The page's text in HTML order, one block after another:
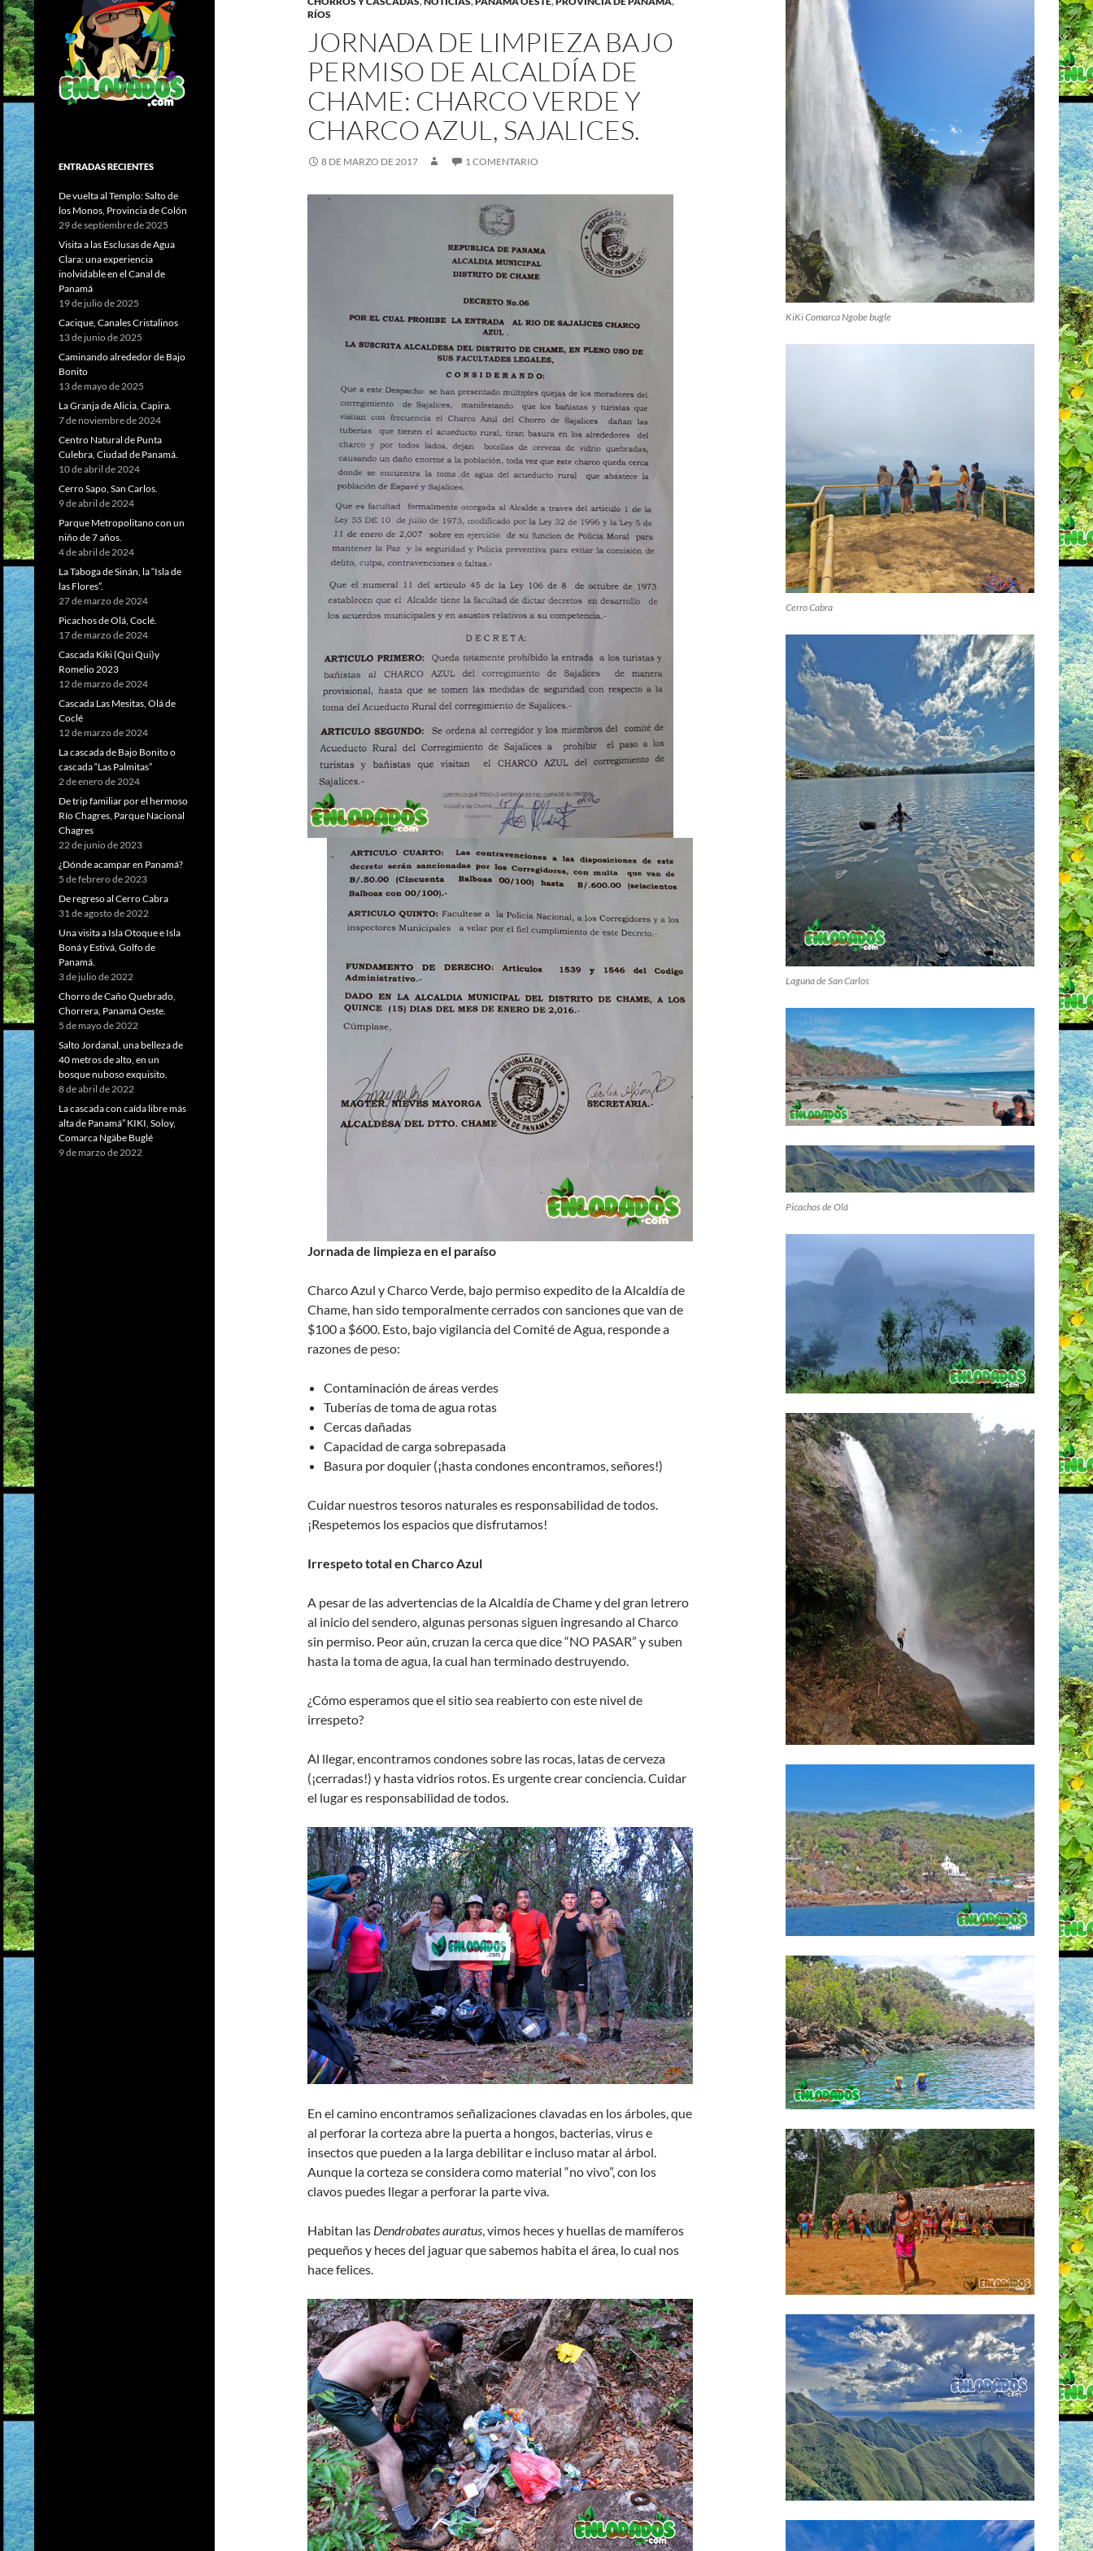
RÍOS
JORNADA DE LIMPIEZA BAJO
PERMISO DE ALCALDÍA DE
CHAME: CHARCO VERDE Y
CHARCO AZUL, SAJALICES.
8 DE MARZO DE 2017 1 COMENTARIO
Jornada de limpieza en el paraíso
Charco Azul y Charco Verde, bajo permiso expedito de la Alcaldía de
Chame, han sido temporalmente cerrados con sanciones que van de
$100 a $600. Esto, bajo vigilancia del Comité de Agua, responde a
razones de peso:
Contaminación de áreas verdes
Tuberías de toma de agua rotas
Cercas dañadas
Capacidad de carga sobrepasada
Basura por doquier (¡hasta condones encontramos, señores!)
Cuidar nuestros tesoros naturales es responsabilidad de todos.
¡Respetemos los espacios que disfrutamos!
Irrespeto total en Charco Azul
A pesar de las advertencias de la Alcaldía de Chame y del gran letrero
al inicio del sendero, algunas personas siguen ingresando al Charco
sin permiso. Peor aún, cruzan la cerca que dice “NO PASAR” y suben
hasta la toma de agua, la cual han terminado destruyendo.
¿Cómo esperamos que el sitio sea reabierto con este nivel de
irrespeto?
Al llegar, encontramos condones sobre las rocas, latas de cerveza
(¡cerradas!) y hasta vidrios rotos. Es urgente crear conciencia. Cuidar
el lugar es responsabilidad de todos.
En el camino encontramos señalizaciones clavadas en los árboles, que
al perforar la corteza abre la puerta a hongos, bacterias, virus e
insectos que pueden a la larga debilitar e incluso matar al árbol.
Aunque la corteza se considera como material “no vivo”, con los
clavos puedes llegar a perforar la parte viva.
Habitan las Dendrobates auratus, vimos heces y huellas de mamí­feros
pequeños y heces del jaguar que sabemos habita el área, lo cual nos
hace felices.
KiKi Comarca Ngobe bugle
Cerro Cabra
Laguna de San Carlos
Picachos de Olá
ENTRADAS RECIENTES
De vuelta al Templo: Salto de
los Monos, Provincia de Colón
29 de septiembre de 2025
Visita a las Esclusas de Agua
Clara: una experiencia
inolvidable en el Canal de
Panamá
19 de julio de 2025
Cacique, Canales Cristalinos
13 de junio de 2025
Caminando alrededor de Bajo
Bonito
13 de mayo de 2025
La Granja de Alicia, Capira.
7 de noviembre de 2024
Centro Natural de Punta
Culebra, Ciudad de Panamá.
10 de abril de 2024
Cerro Sapo, San Carlos.
9 de abril de 2024
Parque Metropolitano con un
niño de 7 años.
4 de abril de 2024
La Taboga de Sinán, la “Isla de
las Flores”.
27 de marzo de 2024
Picachos de Olá, Coclé.
17 de marzo de 2024
Cascada Kiki (Qui Qui)y
Romelio 2023
12 de marzo de 2024
Cascada Las Mesitas, Olá de
Coclé
12 de marzo de 2024
La cascada de Bajo Bonito o
cascada “Las Palmitas”
2 de enero de 2024
De trip familiar por el hermoso
Río Chagres, Parque Nacional
Chagres
22 de junio de 2023
¿Dónde acampar en Panamá?
5 de febrero de 2023
De regreso al Cerro Cabra
31 de agosto de 2022
Una visita a Isla Otoque e Isla
Boná y Estivá, Golfo de
Panamá.
3 de julio de 2022
Chorro de Caño Quebrado,
Chorrera, Panamá Oeste.
5 de mayo de 2022
Salto Jordanal, una belleza de
40 metros de alto, en un
bosque nuboso exquisito.
8 de abril de 2022
La cascada con caída libre más
alta de Panamá” KIKI, Soloy,
Comarca Ngäbe Buglé
9 de marzo de 2022